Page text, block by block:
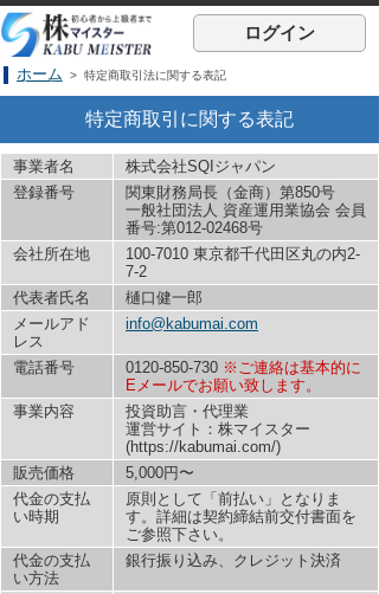
ログイン
ホーム > 特定商取引法に関する表記
特定商取引に関する表記
事業者名
株式会社SQIジャパン
登録番号
関東財務局長（金商）第850号
一般社団法人 資産運用業協会 会員
番号:第012-02468号
会社所在地
100-7010 東京都千代田区丸の内2-
7-2
代表者氏名
樋口健一郎
メールアド
レス
info@kabumai.com
電話番号 0120-850-730 ※ご連絡は基本的に
Eメールでお願い致します。
事業内容
投資助言・代理業
運営サイト：株マイスター
(https://kabumai.com/)
販売価格
5,000円〜
代金の支払
い時期
原則として「前払い」となりま
す。詳細は契約締結前交付書面を
ご参照下さい。
代金の支払
い方法
銀行振り込み、クレジット決済